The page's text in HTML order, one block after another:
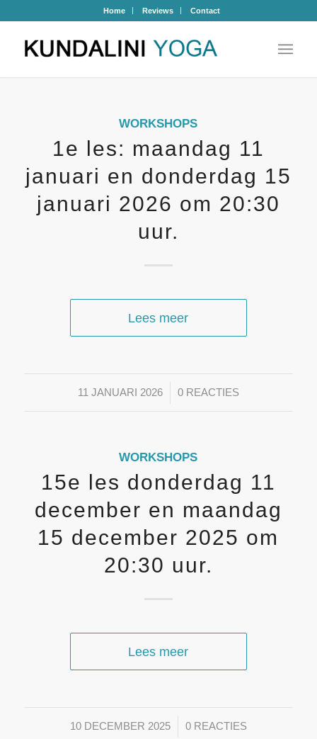
Home Reviews Contact
WORKSHOPS
1e les: maandag 11
januari en donderdag 15
januari 2026 om 20:30
uur.
Lees meer
11 JANUARI 2026
/ 0 REACTIES
WORKSHOPS
15e les donderdag 11
december en maandag
15 december 2025 om
20:30 uur.
Lees meer
10 DECEMBER 2025
/ 0 REACTIES